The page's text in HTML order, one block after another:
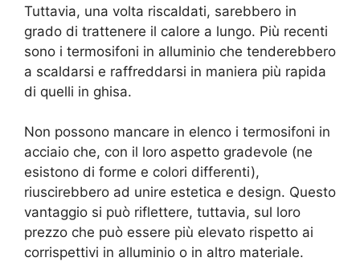
Tuttavia, una volta riscaldati, sarebbero in
grado di trattenere il calore a lungo. Più recenti
sono i termosifoni in alluminio che tenderebbero
a scaldarsi e raffreddarsi in maniera più rapida
di quelli in ghisa.
Non possono mancare in elenco i termosifoni in
acciaio che, con il loro aspetto gradevole (ne
esistono di forme e colori differenti),
riuscirebbero ad unire estetica e design. Questo
vantaggio si può riflettere, tuttavia, sul loro
prezzo che può essere più elevato rispetto ai
corrispettivi in alluminio o in altro materiale.